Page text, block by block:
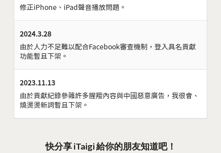
修正iPhone、iPad聲音播放問題。
2024.3.28
由於人力不足難以配合Facebook審查機制，登入具名貢獻
功能暫且下架。
2023.11.13
由於貢獻紀錄參雜許多腥羶內容與中國惡意廣告，我很會、
燒燙燙新詞暫且下架。
快分享 iTaigi 給你的朋友知道吧！